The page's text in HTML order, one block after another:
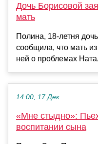
Дочь Борисовой
мать
Полина, 18-летня
сообщила, что мать
ней о проблемах
14:00, 17 Дек
«Мне стыдно»:
воспитании сына